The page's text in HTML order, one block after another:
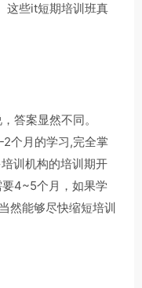
这些it短期培训班真
答案显然不同。
个月的学习,完全掌
训机构的培训期开
4~5个月，如果学
然能够尽快缩短培训